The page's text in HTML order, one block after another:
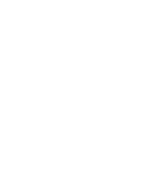
跳轉至「AFTEE先享後付」
的連結，可透過四大超商／
交易完成。
頁面顯示為準，若有關於
，請聯繫「AFTEE先享後付